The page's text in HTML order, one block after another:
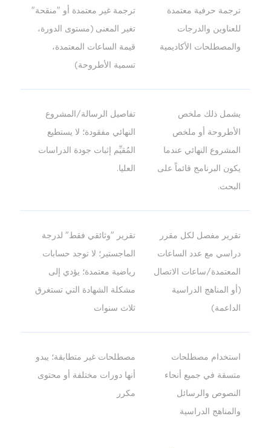
ترجمة حرفية معتمدة
للعناوين والدرجات
والمصطلحات الأكاديمية
ترجمة غير معتمدة أو "منقحة"
تغير المعنى (مستوى الدورة،
قيمة الساعات المعتمدة،
تسمية الأطروحة)
يشمل ذلك ملخص
الأطروحة أو ملخص
المشروع النهائي عندما
يكون البرنامج قائماً على
البحث.
تفاصيل الرسالة/المشروع
النهائي مفقودة؛ لا يستطيع
المُقيِّم إثبات جودة الدراسات
العليا.
تقرير مفصل لكل مقرر
دراسي مع عدد الساعات
المعتمدة/ساعات الاتصال
(أو المناهج الدراسية
الداعمة)
تقرير "وثائقي فقط" لدرجة
الماجستير؛ لا توجد حسابات
رياضية معتمدة؛ يؤدي إلى
مشكلة الشهادة التي تستغرق
ثلاث سنوات
استخدام مصطلحات
متسقة في جميع أنحاء
النصوص والرسائل
والمناهج الدراسية
مصطلحات غير متطابقة؛ يبدو
أنها دورات مختلفة أو محتوى
مكرر